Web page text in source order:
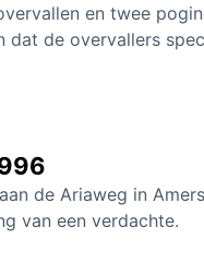
en twee
dat de overvallers
de Ariaweg in
van een verdachte.